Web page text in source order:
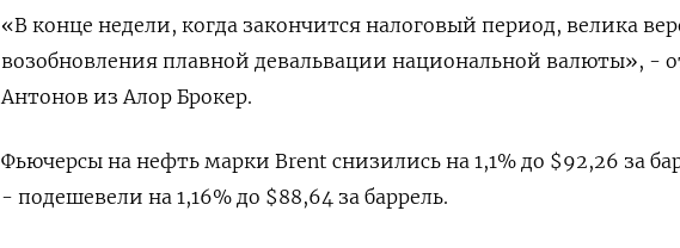
«В конце недели, когда закончится налоговый период, велика
возобновления плавной девальвации национальной валюты», -
Антонов из Алор Брокер.
Фьючерсы на нефть марки Brent снизились на 1,1% до $92,26 за
- подешевели на 1,16% до $88,64 за баррель.